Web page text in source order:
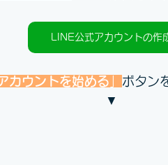
LINE公式アカウントの作
カウントを始める
ボタン
▼